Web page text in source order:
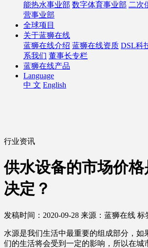
能热水事业部 数字体育事业部 二次
营事业部
全球项目
关于蓝狮在线
蓝狮在线介绍 蓝狮在线资质 DSL科
系我们 董事长专栏
蓝狮在线产品
Language
中 文 English
行业资讯
供水设备的市场价
决定？
发稿时间：2020-09-28 来源：蓝狮在线 标
水源是我们生活中最重要的组成部分，如
们的生活将会受到一定的影响，所以在城